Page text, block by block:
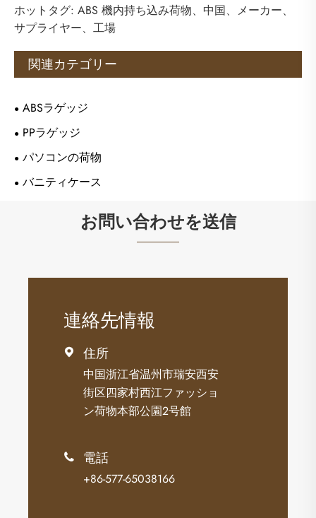
ホットタグ: ABS 機内持ち込み荷物、中国、メーカー、
サプライヤー、工場
関連カテゴリー
ABSラゲッジ
PPラゲッジ
パソコンの荷物
バニティケース
お問い合わせを送信
連絡先情報
 住所
中国浙江省温州市瑞安西安
街区四家村西江ファッショ
ン荷物本部公園2号館
 電話
+86-577-65038166